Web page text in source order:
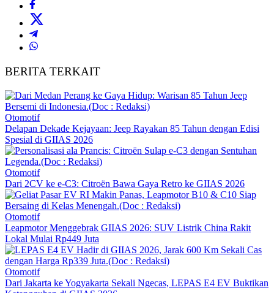
BERITA TERKAIT
Otomotif
Delapan Dekade Kejayaan: Jeep Rayakan 85 Tahun dengan Edisi
Spesial di GIIAS 2026
Otomotif
Dari 2CV ke e-C3: Citroën Bawa Gaya Retro ke GIIAS 2026
Otomotif
Leapmotor Menggebrak GIIAS 2026: SUV Listrik China Rakit
Lokal Mulai Rp449 Juta
Otomotif
Dari Jakarta ke Yogyakarta Sekali Ngecas, LEPAS E4 EV Buktikan